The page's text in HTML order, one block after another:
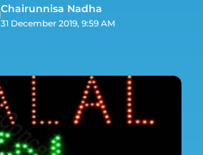
Chairunnisa Nadha
31 December 2019, 9:59 AM